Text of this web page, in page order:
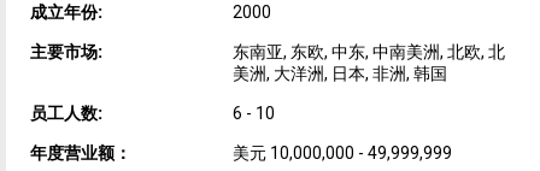
成立年份: 2000
主要市场:
东南亚, 东欧, 中东, 中南美洲, 北欧, 北
美洲, 大洋洲, 日本, 非洲, 韩国
员工人数: 6 - 10
年度营业额： 美元 10,000,000 - 49,999,999